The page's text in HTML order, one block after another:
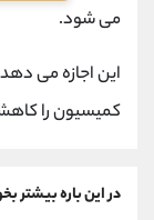
می شود.
این اجازه می
کمیسیون را
در این باره بیشتر